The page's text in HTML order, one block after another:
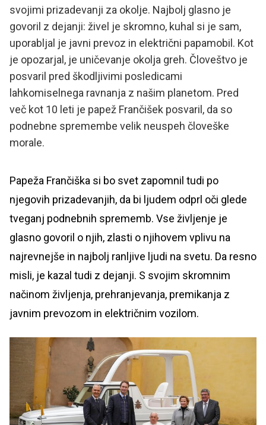
svojimi prizadevanji za okolje. Najbolj glasno je
govoril z dejanji: živel je skromno, kuhal si je sam,
uporabljal je javni prevoz in električni papamobil. Kot
je opozarjal, je uničevanje okolja greh. Človeštvo je
posvaril pred škodljivimi posledicami
lahkomiselnega ravnanja z našim planetom. Pred
več kot 10 leti je papež Frančišek posvaril, da so
podnebne spremembe velik neuspeh človeške
morale.
Papeža Frančiška si bo svet zapomnil tudi po
njegovih prizadevanjih, da bi ljudem odprl oči glede
tveganj podnebnih sprememb. Vse življenje je
glasno govoril o njih, zlasti o njihovem vplivu na
najrevnejše in najbolj ranljive ljudi na svetu. Da resno
misli, je kazal tudi z dejanji. S svojim skromnim
načinom življenja, prehranjevanja, premikanja z
javnim prevozom in električnim vozilom.